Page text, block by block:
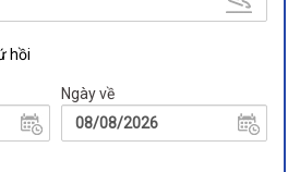
hồi
Ngày về